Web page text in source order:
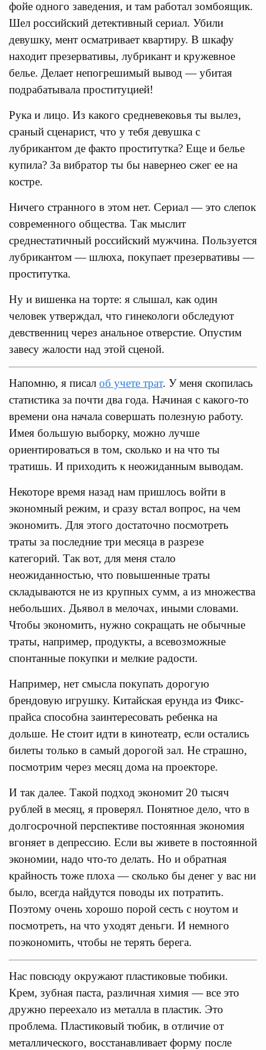
фойе одного заведения, и там работал зомбоящик.
Шел российский детективный сериал. Убили
девушку, мент осматривает квартиру. В шкафу
находит презервативы, лубрикант и кружевное
белье. Делает непогрешимый вывод — убитая
подрабатывала проституцией!
Рука и лицо. Из какого средневековья ты вылез,
сраный сценарист, что у тебя девушка с
лубрикантом де факто проститутка? Еще и белье
купила? За вибратор ты бы навернео сжег ее на
костре.
Ничего странного в этом нет. Сериал — это слепок
современного общества. Так мыслит
среднестатичный российский мужчина. Пользуется
лубрикантом — шлюха, покупает презервативы —
проститутка.
Ну и вишенка на торте: я слышал, как один
человек утверждал, что гинекологи обследуют
девственниц через анальное отверстие. Опустим
завесу жалости над этой сценой.
Напомню, я писал об учете трат. У меня скопилась
статистика за почти два года. Начиная с какого-то
времени она начала совершать полезную работу.
Имея большую выборку, можно лучше
ориентироваться в том, сколько и на что ты
тратишь. И приходить к неожиданным выводам.
Некоторе время назад нам пришлось войти в
экономный режим, и сразу встал вопрос, на чем
экономить. Для этого достаточно посмотреть
траты за последние три месяца в разрезе
категорий. Так вот, для меня стало
неожиданностью, что повышенные траты
складываются не из крупных сумм, а из множества
небольших. Дьявол в мелочах, иными словами.
Чтобы экономить, нужно сокращать не обычные
траты, например, продукты, а всевозможные
спонтанные покупки и мелкие радости.
Например, нет смысла покупать дорогую
брендовую игрушку. Китайская ерунда из Фикс-
прайса способна заинтересовать ребенка на
дольше. Не стоит идти в кинотеатр, если остались
билеты только в самый дорогой зал. Не страшно,
посмотрим через месяц дома на проекторе.
И так далее. Такой подход экономит 20 тысяч
рублей в месяц, я проверял. Понятное дело, что в
долгосрочной перспективе постоянная экономия
вгоняет в депрессию. Если вы живете в постоянной
экономии, надо что-то делать. Но и обратная
крайность тоже плоха — сколько бы денег у вас ни
было, всегда найдутся поводы их потратить.
Поэтому очень хорошо порой сесть с ноутом и
посмотреть, на что уходят деньги. И немного
поэкономить, чтобы не терять берега.
Нас повсюду окружают пластиковые тюбики.
Крем, зубная паста, различная химия — все это
дружно переехало из металла в пластик. Это
проблема. Пластиковый тюбик, в отличие от
металлического, восстанавливает форму после